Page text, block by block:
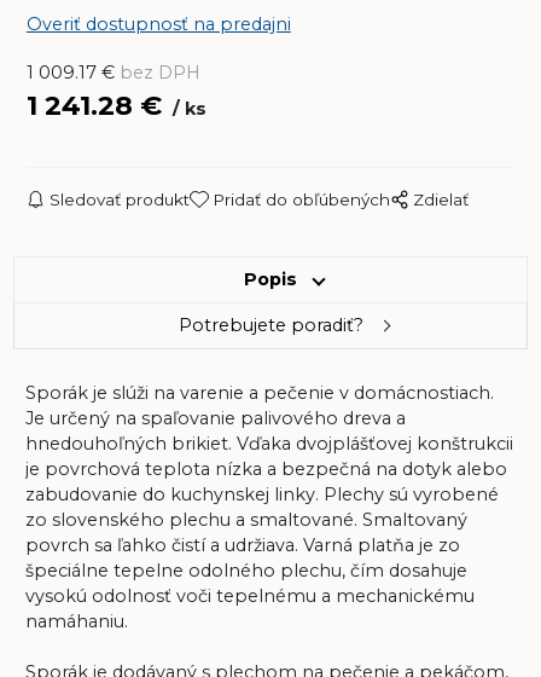
Overiť dostupnosť na predajni
1 009.17€ bez DPH
1 241.28 € ks
Sledovať produkt Pridať do obľúbených Zdielať
Popis
Potrebujete poradiť?
Sporák je slúži na varenie a pečenie v domácnostiach.
Je určený na spaľovanie palivového dreva a
hnedouhoľných brikiet. Vďaka dvojplášťovej konštrukcii
je povrchová teplota nízka a bezpečná na dotyk alebo
zabudovanie do kuchynskej linky. Plechy sú vyrobené
zo slovenského plechu a smaltované. Smaltovaný
povrch sa ľahko čistí a udržiava. Varná platňa je zo
špeciálne tepelne odolného plechu, čím dosahuje
vysokú odolnosť voči tepelnému a mechanickému
namáhaniu.
Sporák je dodávaný s plechom na pečenie a pekáčom,